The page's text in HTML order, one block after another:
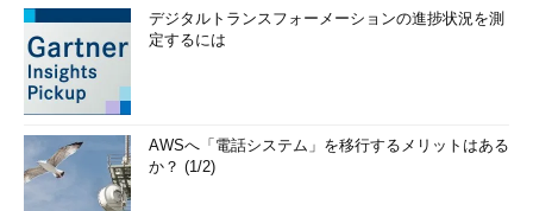
デジタルトランスフォーメーションの進捗状況を測
定するには
AWSへ「電話システム」を移行するメリットはある
か？ (1/2)